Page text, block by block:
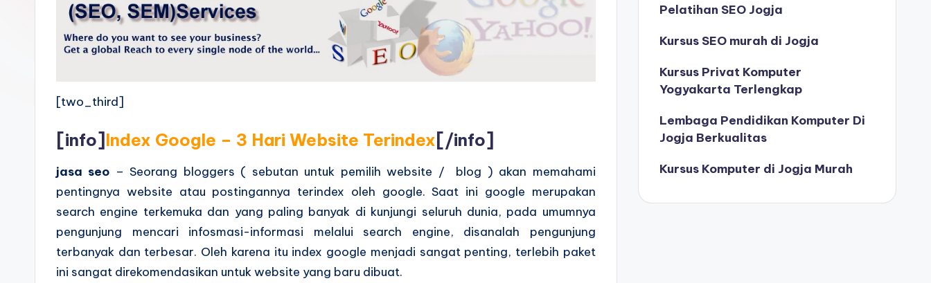
[two_third]
[info] Index Google – 3 Hari Website Terindex [/info]
jasa seo – Seorang bloggers ( sebutan untuk pemilih website / blog ) akan memahami
pentingnya website atau postingannya terindex oleh google. Saat ini google merupakan
search engine terkemuka dan yang paling banyak di kunjungi seluruh dunia, pada umumnya
pengunjung mencari infosmasi-informasi melalui search engine, disanalah pengunjung
terbanyak dan terbesar. Oleh karena itu index google menjadi sangat penting, terlebih paket
ini sangat direkomendasikan untuk website yang baru dibuat.
Pelatihan SEO Jogja
Kursus SEO murah di Jogja
Kursus Privat Komputer
Yogyakarta Terlengkap
Lembaga Pendidikan Komputer Di
Jogja Berkualitas
Kursus Komputer di Jogja Murah